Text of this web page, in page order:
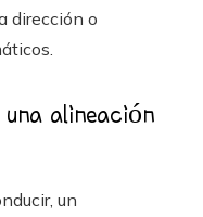
dirección o
alineación
un